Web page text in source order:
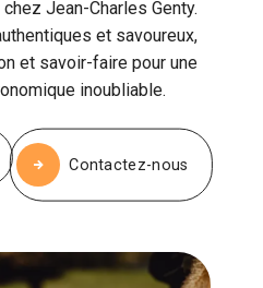
Jean-Charles Genty.
et savoureux,
et savoir-faire pour une
inoubliable.
Contactez-nous